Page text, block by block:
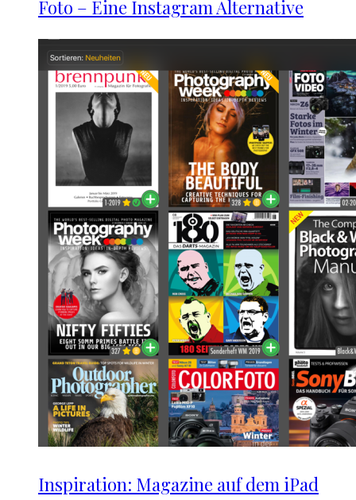
Foto – Eine Instagram Alternative
Inspiration: Magazine auf dem iPad